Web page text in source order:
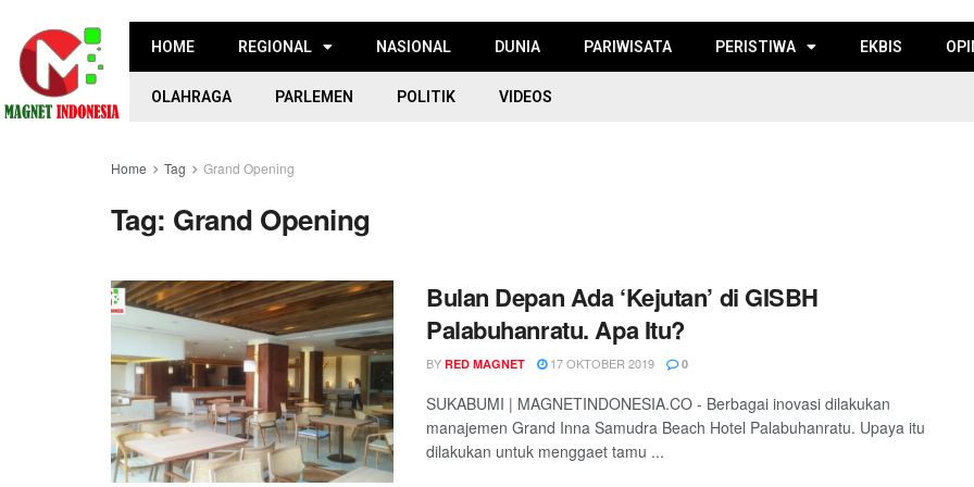
HOME REGIONAL NASIONAL DUNIA PARIWISATA PERISTIWA EKBIS
OLAHRAGA PARLEMEN POLITIK VIDEOS
Home Tag Grand Opening
Tag: Grand Opening
Bulan Depan Ada ‘Kejutan’ di GISBH
Palabuhanratu. Apa Itu?
BY RED MAGNET 17 OKTOBER 2019 0
SUKABUMI | MAGNETINDONESIA.CO - Berbagai inovasi dilakukan
manajemen Grand Inna Samudra Beach Hotel Palabuhanratu. Upaya itu
dilakukan untuk menggaet tamu ...